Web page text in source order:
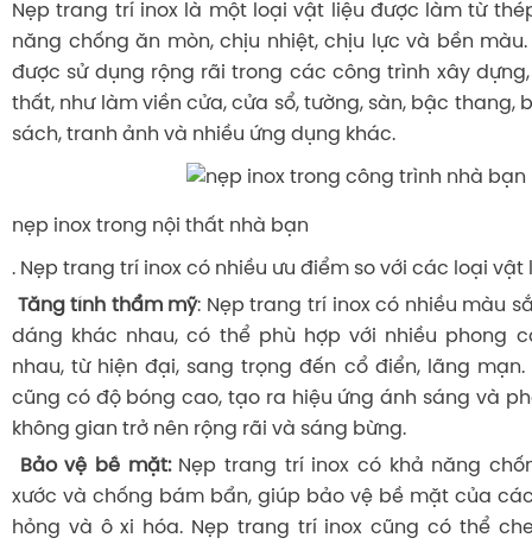
Nẹp trang trí inox là một loại vật liệu được làm từ
năng chống ăn mòn, chịu nhiệt, chịu lực và bền
được sử dụng rộng rãi trong các công trình xây
thất, như làm viền cửa, cửa sổ, tường, sàn, bậc thang,
sách, tranh ảnh và nhiều ứng dụng khác.
nẹp inox trong nội thất nhà bạn
. Nẹp trang trí inox có nhiều ưu điểm so với các loại vật
Tăng tính thẩm mỹ: Nẹp trang trí inox có nhiều màu
dáng khác nhau, có thể phù hợp với nhiều phong
nhau, từ hiện đại, sang trọng đến cổ điển, lãng
cũng có độ bóng cao, tạo ra hiệu ứng ánh sáng và
không gian trở nên rộng rãi và sáng bừng.
Bảo vệ bề mặt:Nẹp trang trí inox có khả năng
xước và chống bám bẩn, giúp bảo vệ bề mặt của
hỏng và ô xi hóa. Nẹp trang trí inox cũng có thể